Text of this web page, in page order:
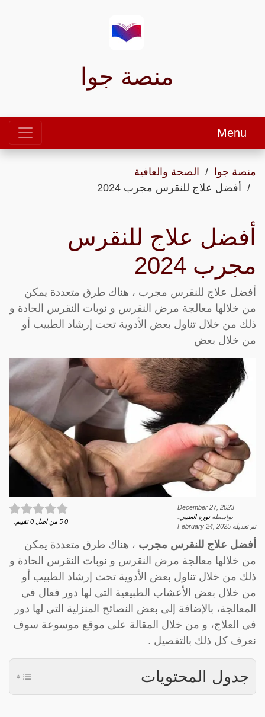
منصة جوا
Menu
منصة جوا
الصحة والعافية
أفضل علاج للنقرس مجرب 2024
أفضل علاج للنقرس
مجرب 2024
أفضل علاج للنقرس مجرب ، هناك طرق متعددة يمكن
من خلالها معالجة مرض النقرس و نوبات النقرس الحادة و
ذلك من خلال تناول بعض الأدوية تحت إرشاد الطبيب أو
من خلال بعض
December 27, 2023
بواسطةنورة العتيبي
تم تعديله February 24, 2025
0
5 من اصل 0 تقييم.
أفضل علاج للنقرس مجرب ، هناك طرق متعددة يمكن
من خلالها معالجة مرض النقرس و نوبات النقرس الحادة و
ذلك من خلال تناول بعض الأدوية تحت إرشاد الطبيب أو
من خلال بعض الأعشاب الطبيعية التي لها دور فعال في
المعالجة، بالإضافة إلى بعض النصائح المنزلية التي لها دور
في العلاج، و من خلال المقالة على موقع موسوعة سوف
نعرف كل ذلك بالتفصيل .
جدول المحتويات